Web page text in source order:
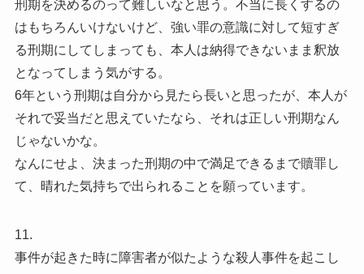
刑期を決めるのって難しいなと思う。不当に長くするの
はもちろんいけないけど、強い罪の意識に対して短すぎ
る刑期にしてしまっても、本人は納得できないまま釈放
となってしまう気がする。
6年という刑期は自分から見たら長いと思ったが、本人が
それで妥当だと思えていたなら、それは正しい刑期なん
じゃないかな。
なんにせよ、決まった刑期の中で満足できるまで贖罪し
て、晴れた気持ちで出られることを願っています。
11.
事件が起きた時に障害者が似たような殺人事件を起こし